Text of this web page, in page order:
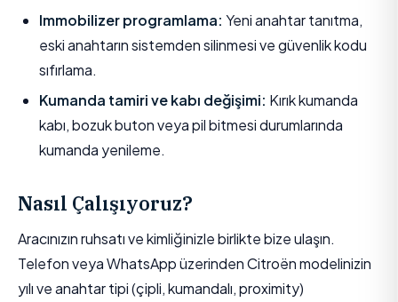
Immobilizer programlama: Yeni anahtar tanıtma,
eski anahtarın sistemden silinmesi ve güvenlik kodu
sıfırlama.
Kumanda tamiri ve kabı değişimi: Kırık kumanda
kabı, bozuk buton veya pil bitmesi durumlarında
kumanda yenileme.
Nasıl Çalışıyoruz?
Aracınızın ruhsatı ve kimliğinizle birlikte bize ulaşın.
Telefon veya WhatsApp üzerinden Citroën modelinizin
yılı ve anahtar tipi (çipli, kumandalı, proximity)